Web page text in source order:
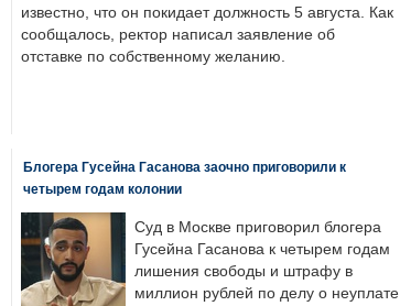
известно, что он покидает должность 5 августа. Как
сообщалось, ректор написал заявление об
отставке по собственному желанию.
Блогера Гусейна Гасанова заочно приговорили к
четырем годам колонии
Суд в Москве приговорил блогера
Гусейна Гасанова к четырем годам
лишения свободы и штрафу в
миллион рублей по делу о неуплате